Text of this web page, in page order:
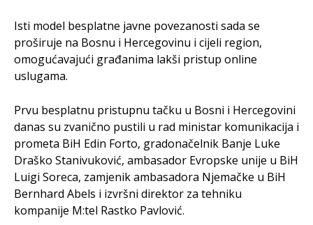
Isti model besplatne javne povezanosti sada se
proširuje na Bosnu i Hercegovinu i cijeli region,
omogućavajući građanima lakši pristup online
uslugama.
Prvu besplatnu pristupnu tačku u Bosni i Hercegovini
danas su zvanično pustili u rad ministar komunikacija i
prometa BiH Edin Forto, gradonačelnik Banje Luke
Draško Stanivuković, ambasador Evropske unije u BiH
Luigi Soreca, zamjenik ambasadora Njemačke u BiH
Bernhard Abels i izvršni direktor za tehniku
kompanije M:tel Rastko Pavlović.